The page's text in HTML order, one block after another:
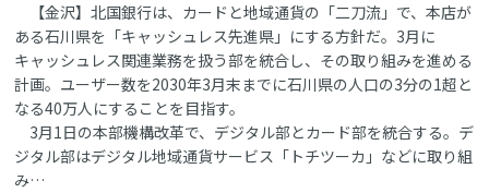
【金沢】北国銀行は、カードと地域通貨の「二刀流」で、本店が
ある石川県を「キャッシュレス先進県」にする方針だ。3月に
キャッシュレス関連業務を扱う部を統合し、その取り組みを進める
計画。ユーザー数を2030年3月末までに石川県の人口の3分の1超と
なる40万人にすることを目指す。
3月1日の本部機構改革で、デジタル部とカード部を統合する。デ
ジタル部はデジタル地域通貨サービス「トチツーカ」などに取り組
み…